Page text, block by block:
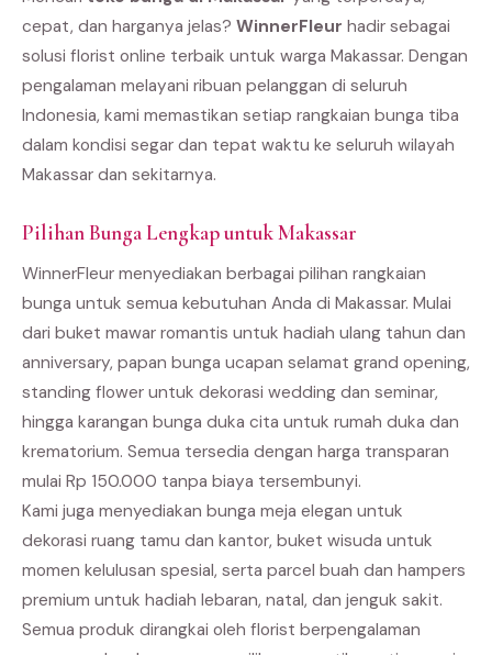
cepat, dan harganya jelas? WinnerFleur hadir sebagai
solusi florist online terbaik untuk warga Makassar. Dengan
pengalaman melayani ribuan pelanggan di seluruh
Indonesia, kami memastikan setiap rangkaian bunga tiba
dalam kondisi segar dan tepat waktu ke seluruh wilayah
Makassar dan sekitarnya.
Pilihan Bunga Lengkap untuk Makassar
WinnerFleur menyediakan berbagai pilihan rangkaian
bunga untuk semua kebutuhan Anda di Makassar. Mulai
dari buket mawar romantis untuk hadiah ulang tahun dan
anniversary, papan bunga ucapan selamat grand opening,
standing flower untuk dekorasi wedding dan seminar,
hingga karangan bunga duka cita untuk rumah duka dan
krematorium. Semua tersedia dengan harga transparan
mulai Rp 150.000 tanpa biaya tersembunyi.
Kami juga menyediakan bunga meja elegan untuk
dekorasi ruang tamu dan kantor, buket wisuda untuk
momen kelulusan spesial, serta parcel buah dan hampers
premium untuk hadiah lebaran, natal, dan jenguk sakit.
Semua produk dirangkai oleh florist berpengalaman